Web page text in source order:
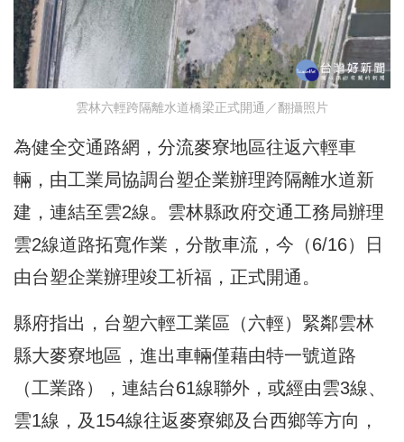
雲林六輕跨隔離水道橋梁正式開通／翻攝照片
為健全交通路網，分流麥寮地區往返六輕車
輛，由工業局協調台塑企業辦理跨隔離水道新
建，連結至雲2線。雲林縣政府交通工務局辦理
雲2線道路拓寬作業，分散車流，今（6/16）日
由台塑企業辦理竣工祈福，正式開通。
縣府指出，台塑六輕工業區（六輕）緊鄰雲林
縣大麥寮地區，進出車輛僅藉由特一號道路
（工業路），連結台61線聯外，或經由雲3線、
雲1線，及154線往返麥寮鄉及台西鄉等方向，